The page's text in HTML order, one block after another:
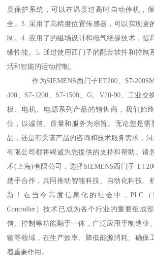
度保护系统，可以在温度过高时自动停机，
全。3. 采用了高精度位置传感器，可以实现更
制。4. 应用了的磁场设计和电气绝缘技术，提
缘性能。5. 通过使用西门子的配套软件和控制
活和智能的运动控制。
作为SIEMENS西门子ET200、S7-
400、S7-1200、S7-1500、G、V20-90、工业
板、电机、电源系列产品的销售商，我们始
位，以诚信、质量和服务为宗旨。无论您是需
品，还是有关该产品的咨询和技术服务需求，
有限公司都将竭诚为您提供的支持和帮助。请
术(上海)有限公司，选择SIEMENS西门子
携手合作，共同推动智能科技、自动化科技、
新！在当今高度信息化的社会中，PLC（
Controller）技术已成为各个行业的重要组成
信、控制等功能融于一体，广泛应用于制造业
输等领域，在生产效率、降低能源消耗、确保
着重要作用。